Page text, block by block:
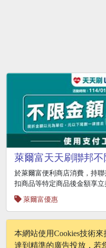
萊爾富天天刷聯邦
於萊爾富便利商店消費，持
扣商品等特定商品後金額享立
萊爾富優惠
3
本網站使用Cookies技術
達到精準的廣告投放，若